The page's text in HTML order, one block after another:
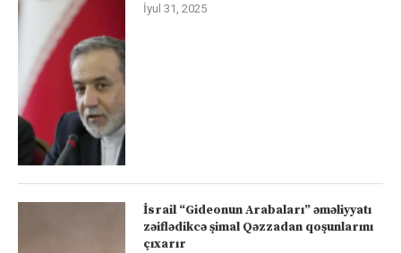
İyul 31, 2025
İsrail “Gideonun Arabaları” əməliyyatı
zəiflədikcə şimal Qəzzadan qoşunlarını
çıxarır